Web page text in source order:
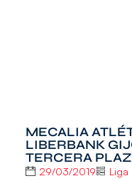
MECALIA
LIBERBANK
TERCERA
29/03/2019 Liga